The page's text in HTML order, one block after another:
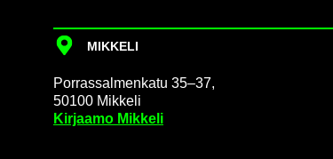
MIK­KE­LI
Por­ras­sal­men­ka­tu 35–37,
50100 Mik­ke­li
Kir­jaa­mo Mik­ke­li